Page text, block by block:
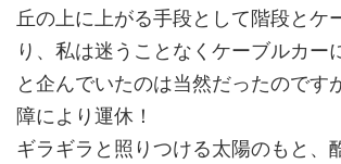
丘の上に上がる手段として階段とケ
り、私は迷うことなくケーブルカー
と企んでいたのは当然だったのです
障により運休！
ギラギラと照りつける太陽のもと、